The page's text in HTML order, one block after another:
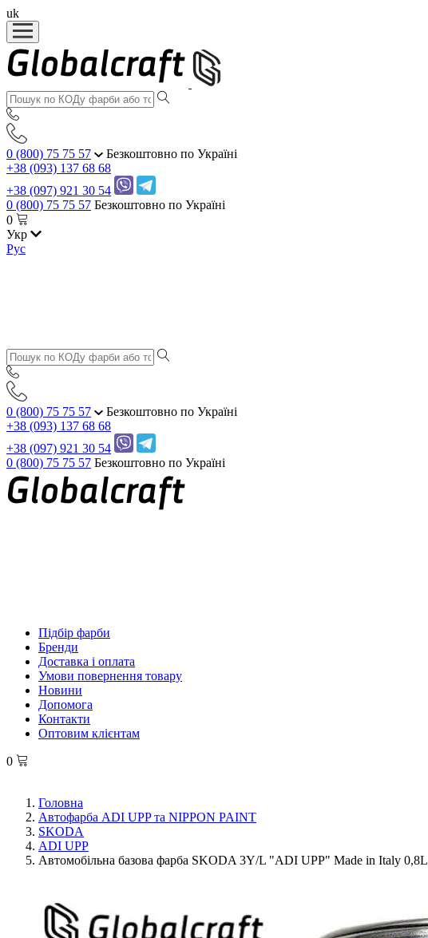
uk
0 (800) 75 75 57
Безкоштовно по Україні
+38 (093) 137 68 68
+38 (097) 921 30 54
0 (800) 75 75 57 Безкоштовно по Україні
0
Укр
Рус
0 (800) 75 75 57
Безкоштовно по Україні
+38 (093) 137 68 68
+38 (097) 921 30 54
0 (800) 75 75 57 Безкоштовно по Україні
Підбір фарби
Бренди
Доставка і оплата
Умови повернення товару
Новини
Допомога
Контакти
Оптовим клієнтам
0
Головна
Автофарба ADI UPP та NIPPON PAINT
SKODA
ADI UPP
Автомобільна базова фарба SKODA 3Y/L "ADI UPP" Made in Italy 0,8L